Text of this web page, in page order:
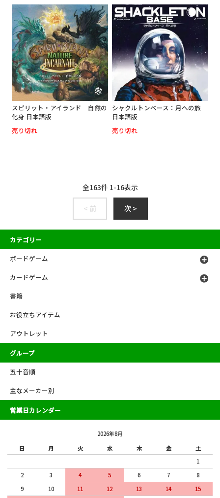
スピリット・アイランド 自然の
化身 日本語版
売り切れ
シャクルトンベース：月への旅
日本語版
売り切れ
全163件 1-16表示
< 前 次 >
カテゴリー
ボードゲーム
カードゲーム
書籍
お役立ちアイテム
アウトレット
グループ
五十音順
主なメーカー別
営業日カレンダー
2026年8月
日
月 火 水 木 金
土
1
2
3 4 5 6 7
8
9
10 11 12 13 14
15